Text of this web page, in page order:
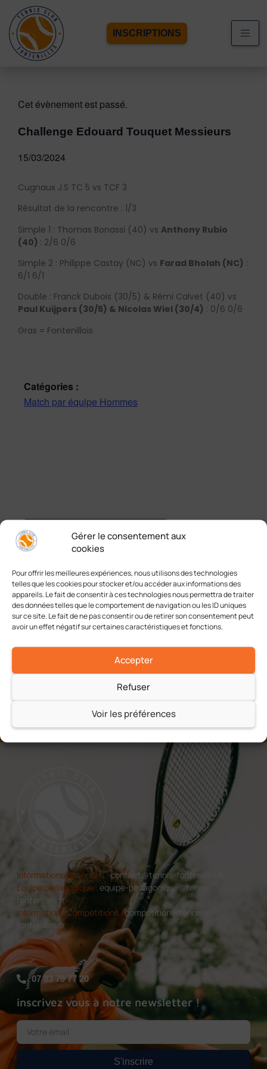
Gérer le consentement aux
cookies
Pour offrir les meilleures expériences, nous utilisons des technologies
telles que les cookies pour stocker et/ou accéder aux informations des
appareils. Le fait de consentir à ces technologies nous permettra de traiter
des données telles que le comportement de navigation ou les ID uniques
sur ce site. Le fait de ne pas consentir ou de retirer son consentement peut
avoir un effet négatif sur certaines caractéristiques et fonctions.
Accepter
Refuser
Voir les préférences
INSCRIPTIONS
Cet évènement est passé.
Challenge Edouard Touquet Messieurs
15/03/2024
Cugnaux J.S TC 5 vs TCF 3
Résultat de la rencontre : 1/3
Simple 1 : Thomas Bonassi (40) vs Anthony Rubio
(40) : 2/6 0/6
Simple 2 : Philippe Castay (NC) vs Farad Bholah (NC) :
6/1 6/1
Double : Franck Dubois (30/5) & Rémi Calvet (40) vs
Paul Kuijpers (30/5) & Nicolas Wiel (30/4) : 0/6 0/6
Gras = Fontenillois
Catégories :
Match par équipe Hommes
Ajouter au calendrier
Challenge Edouard Touquet
15/16 ans Filles
Trophée Jeunes CE
13/14 G
Jeu, Set et Match !
A chacun son tennis
Informations générales :contact@tennis-fontenilles.fr
Équipe pédagogique : equipe-pedagogique@tennis-
fontenilles.fr
Informations Compétitions :competition@tennis-
fontenilles.fr
07 83 79 77 20
inscrivez vous à notre newsletter !
S'inscrire